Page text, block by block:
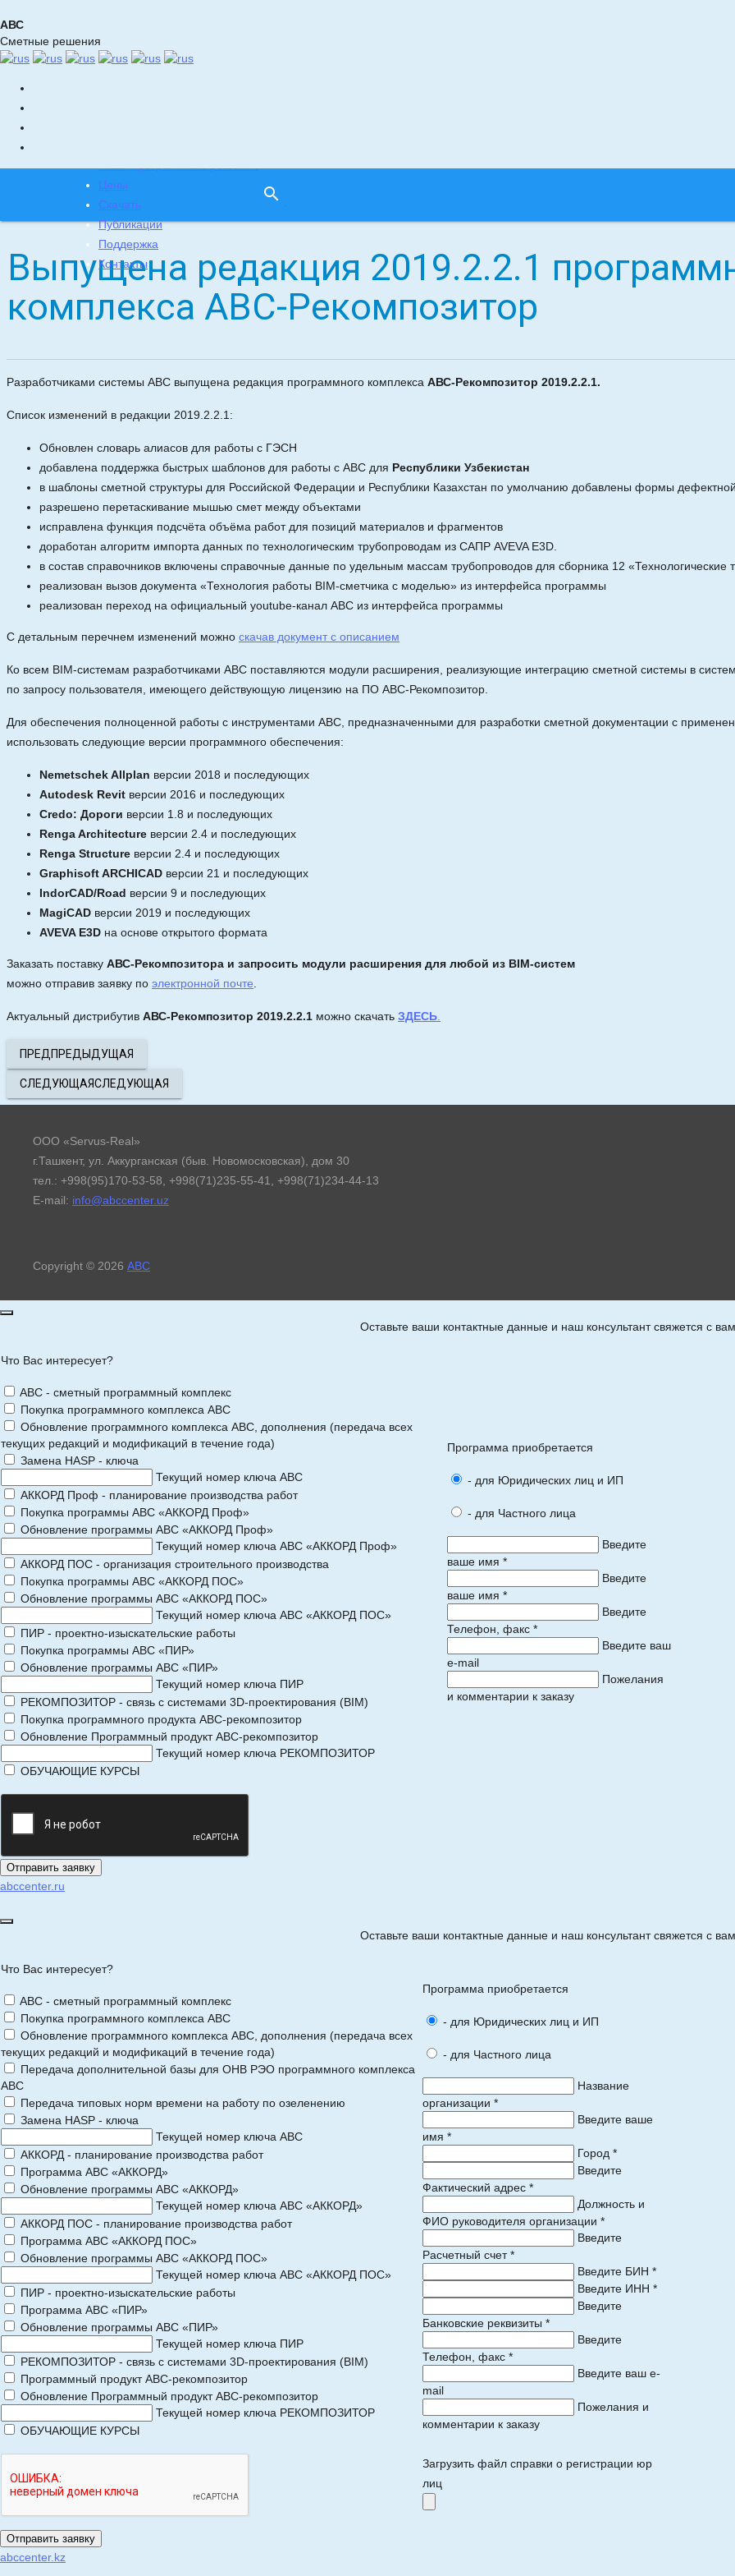
АВС
Сметные решения
Наши программные решения
Цены
Скачать
Публикации
Поддержка
Контакты
search
Выпущена редакция 2019.2.2.1
комплекса АВС-Рекомпозитор
Разработчиками системы АВС выпущена редакция программного комплекса АВС-Рекомпозитор 2019.2.2.1.
Список изменений в редакции 2019.2.2.1:
Обновлен словарь алиасов для работы с ГЭСН
добавлена поддержка быстрых шаблонов для работы с АВС для Республики Узбекистан
в шаблоны сметной структуры для Российской Федерации и Республики Казахстан по умолчанию добавлены формы
разрешено перетаскивание мышью смет между объектами
исправлена функция подсчёта объёма работ для позиций материалов и фрагментов
доработан алгоритм импорта данных по технологическим трубопроводам из САПР AVEVA E3D.
в состав справочников включены справочные данные по удельным массам трубопроводов для сборника 12 «Технологические
реализован вызов документа «Технология работы BIM-сметчика с моделью» из интерфейса программы
реализован переход на официальный youtube-канал АВС из интерфейса программы
С детальным перечнем изменений можно скачав документ с описанием
Ко всем BIM-системам разработчиками АВС поставляются модули расширения, реализующие интеграцию сметной системы в
по запросу пользователя, имеющего действующую лицензию на ПО АВС-Рекомпозитор.
Для обеспечения полноценной работы с инструментами АВС, предназначенными для разработки сметной документации с
использовать следующие версии программного обеспечения:
Nemetschek Allplan версии 2018 и последующих
Autodesk Revit версии 2016 и последующих
Credo: Дороги версии 1.8 и последующих
Renga Architecture версии 2.4 и последующих
Renga Structure версии 2.4 и последующих
Graphisoft ARCHICAD версии 21 и последующих
IndorCAD/Road версии 9 и последующих
MagiCAD версии 2019 и последующих
AVEVA E3D на основе открытого формата
Заказать поставку АВС-Рекомпозитора и запросить модули расширения для любой из BIM-систем
можно отправив заявку по электронной почте.
Актуальный дистрибутив АВС-Рекомпозитор 2019.2.2.1 можно скачать ЗДЕСЬ.
ПРЕДПРЕДЫДУЩАЯ
СЛЕДУЮЩАЯСЛЕДУЮЩАЯ
ООО «Servus-Real»
г.Ташкент, ул. Аккурганская (быв. Новомосковская), дом 30
тел.: +998(95)170-53-58, +998(71)235-55-41, +998(71)234-44-13
E-mail: info@abccenter.uz
Copyright © 2026 АВС
Оставьте ваши контактные данные и наш консультант свяжется с
Что Вас интересует?
ABC - сметный программный комплекс
Покупка программного комплекса АВС
Обновление программного комплекса АВС, дополнения (передача всех
текущих редакций и модификаций в течение года)
Замена HASP - ключа
Текущий номер ключа АВС
АККОРД Проф - планирование производства работ
Покупка программы АВС «АККОРД Проф»
Обновление программы АВС «АККОРД Проф»
Текущий номер ключа АВС «АККОРД Проф»
АККОРД ПОС - организация строительного производства
Покупка программы АВС «АККОРД ПОС»
Обновление программы АВС «АККОРД ПОС»
Текущий номер ключа АВС «АККОРД ПОС»
ПИР - проектно-изыскательские работы
Покупка программы АВС «ПИР»
Обновление программы АВС «ПИР»
Текущий номер ключа ПИР
РЕКОМПОЗИТОР - связь с системами 3D-проектирования (BIM)
Покупка программного продукта АВС-рекомпозитор
Обновление Программный продукт АВС-рекомпозитор
Текущий номер ключа РЕКОМПОЗИТОР
ОБУЧАЮЩИЕ КУРСЫ
Программа приобретается
- для Юридических лиц и ИП
- для Частного лица
Введите
ваше имя *
Введите
ваше имя *
Введите
Телефон, факс *
Введите ваш
e-mail
Пожелания
и комментарии к заказу
abccenter.ru
Оставьте ваши контактные данные и наш консультант свяжется с
Что Вас интересует?
ABC - сметный программный комплекс
Покупка программного комплекса АВС
Обновление программного комплекса АВС, дополнения (передача всех
текущих редакций и модификаций в течение года)
Передача дополнительной базы для ОНВ РЭО программного комплекса
АВС
Передача типовых норм времени на работу по озеленению
Замена HASP - ключа
Текущей номер ключа АВС
АККОРД - планирование производства работ
Программа АВС «АККОРД»
Обновление программы АВС «АККОРД»
Текущей номер ключа АВС «АККОРД»
АККОРД ПОС - планирование производства работ
Программа АВС «АККОРД ПОС»
Обновление программы АВС «АККОРД ПОС»
Текущей номер ключа АВС «АККОРД ПОС»
ПИР - проектно-изыскательские работы
Программа АВС «ПИР»
Обновление программы АВС «ПИР»
Текущей номер ключа ПИР
РЕКОМПОЗИТОР - связь с системами 3D-проектирования (BIM)
Программный продукт АВС-рекомпозитор
Обновление Программный продукт АВС-рекомпозитор
Текущей номер ключа РЕКОМПОЗИТОР
ОБУЧАЮЩИЕ КУРСЫ
Программа приобретается
- для Юридических лиц и ИП
- для Частного лица
Название
организации *
Введите ваше
имя *
Город *
Введите
Фактический адрес *
Должность и
ФИО руководителя организации *
Введите
Расчетный счет *
Введите БИН *
Введите ИНН *
Введите
Банковские реквизиты *
Введите
Телефон, факс *
Введите ваш e-
mail
Пожелания и
комментарии к заказу
Загрузить файл справки о регистрации юр
лиц
abccenter.kz